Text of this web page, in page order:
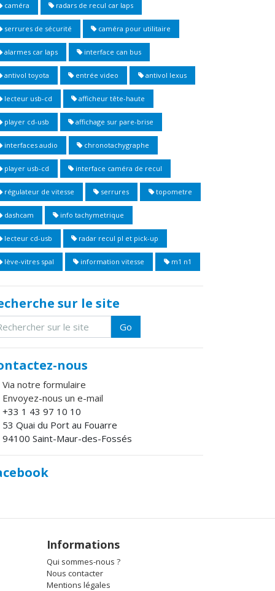
caméra radars de recul car laps
serrures de sécurité caméra pour utilitaire
alarmes car laps interface can bus
antivol toyota entrée video antivol lexus
lecteur usb-cd afficheur tête-haute
player cd-usb affichage sur pare-brise
interfaces audio chronotachygraphe
player usb-cd interface caméra de recul
régulateur de vitesse serrures topometre
dashcam info tachymetrique
lecteur cd-usb radar recul pl et pick-up
lève-vitres spal information vitesse m1 n1
sur le site
Go
nous
Via notre formulaire
Envoyez-nous un e-mail
+33 1 43 97 10 10
53 Quai du Port au Fouarre
94100 Saint-Maur-des-Fossés
Informations
Qui sommes-nous ?
Nous contacter
Mentions légales